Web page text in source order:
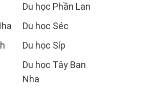
Du học Phần Lan
Du học Séc
Du học Síp
Du học Tây Ban
Nha